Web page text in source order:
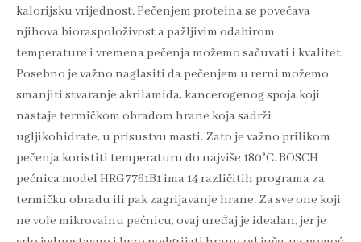
kalorijsku vrijednost. Pečenjem proteina se povećava
njihova bioraspoloživost a pažljivim odabirom
temperature i vremena pečenja možemo sačuvati i kvalitet.
Posebno je važno naglasiti da pečenjem u rerni možemo
smanjiti stvaranje akrilamida, kancerogenog spoja koji
nastaje termičkom obradom hrane koja sadrži
ugljikohidrate, u prisustvu masti. Zato je važno prilikom
pečenja koristiti temperaturu do najviše 180°C. BOSCH
pećnica model HRG7761B1 ima 14 različitih programa za
termičku obradu ili pak zagrijavanje hrane. Za sve one koji
ne vole mikrovalnu pećnicu, ovaj uređaj je idealan, jer je